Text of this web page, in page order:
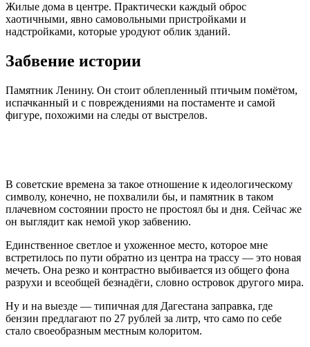
Жилые дома в центре. Практически каждый оброс
хаотичными, явно самовольными пристройками и
надстройками, которые уродуют облик зданий.
Забвение истории
Памятник Ленину. Он стоит облепленный птичьим помётом,
испачканный и с повреждениями на постаменте и самой
фигуре, похожими на следы от выстрелов.
В советские времена за такое отношение к идеологическому
символу, конечно, не похвалили бы, и памятник в таком
плачевном состоянии просто не простоял бы и дня. Сейчас же
он выглядит как немой укор забвению.
Единственное светлое и ухоженное место, которое мне
встретилось по пути обратно из центра на трассу — это новая
мечеть. Она резко и контрастно выбивается из общего фона
разрухи и всеобщей безнадёги, словно островок другого мира.
Ну и на выезде — типичная для Дагестана заправка, где
бензин предлагают по 27 рублей за литр, что само по себе
стало своеобразным местным колоритом.